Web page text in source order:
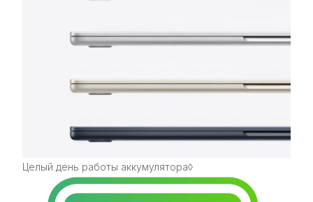
Целый день работы аккумулятора◊